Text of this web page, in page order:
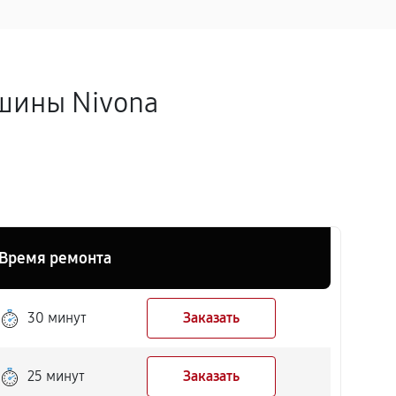
Nivona
ремонта
30 минут Заказать
25 минут Заказать